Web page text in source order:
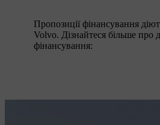
Пропозиції фінансування
Volvo. Дізнайтеся більше про
фінансування: